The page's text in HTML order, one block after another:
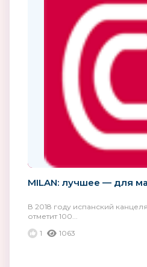
MILAN: лучшее — для
В 2018 году испанский
отметит 100...
1
1063